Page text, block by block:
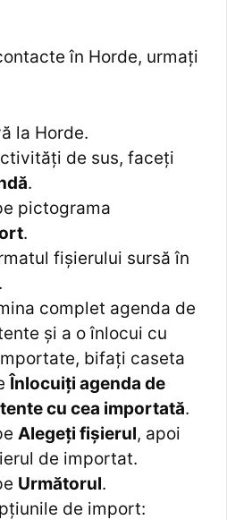
în Horde, urmați
la Horde.
de sus, faceți
.
pictograma
.
fișierului sursă în
complet agenda de
și a o înlocui cu
bifați caseta
Înlocuiți agenda de
cu cea importată.
Alegeți fișierul, apoi
de importat.
Următorul.
de import: